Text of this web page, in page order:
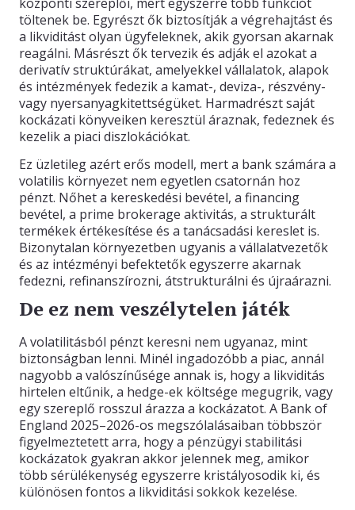
töltenek be. Egyrészt ők biztosítják a végrehajtást és
a likviditást olyan ügyfeleknek, akik gyorsan akarnak
reagálni. Másrészt ők tervezik és adják el azokat a
derivatív struktúrákat, amelyekkel vállalatok, alapok
és intézmények fedezik a kamat-, deviza-, részvény-
vagy nyersanyagkitettségüket. Harmadrészt saját
kockázati könyveiken keresztül áraznak, fedeznek és
kezelik a piaci diszlokációkat.
Ez üzletileg azért erős modell, mert a bank számára a
volatilis környezet nem egyetlen csatornán hoz
pénzt. Nőhet a kereskedési bevétel, a financing
bevétel, a prime brokerage aktivitás, a strukturált
termékek értékesítése és a tanácsadási kereslet is.
Bizonytalan környezetben ugyanis a vállalatvezetők
és az intézményi befektetők egyszerre akarnak
fedezni, refinanszírozni, átstrukturálni és újraárazni.
De ez nem veszélytelen játék
A volatilitásból pénzt keresni nem ugyanaz, mint
biztonságban lenni. Minél ingadozóbb a piac, annál
nagyobb a valószínűsége annak is, hogy a likviditás
hirtelen eltűnik, a hedge-ek költsége megugrik, vagy
egy szereplő rosszul árazza a kockázatot. A Bank of
England 2025–2026-os megszólalásaiban többször
figyelmeztetett arra, hogy a pénzügyi stabilitási
kockázatok gyakran akkor jelennek meg, amikor
több sérülékenység egyszerre kristályosodik ki, és
különösen fontos a likviditási sokkok kezelése.